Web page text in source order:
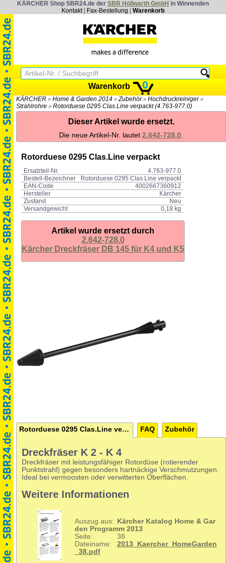
KÄRCHER Shop SBR24.de der SBR Höllwarth GmbH in Winnenden
Kontakt| Fax-Bestellung Warenkorb
Warenkorb 0
KÄRCHER » Home & Garden 2014 » Zubehör» Hochdruckreiniger»
Strahlrohre » Rotorduese 0295 Clas.Line verpackt (4.763-977.0)
Dieser Artikel wurde ersetzt.
Die neue Artikel-Nr. lautet 2.642-728.0.
Rotorduese 0295 Clas.Line verpackt
Ersatzteil-Nr.
4.763-977.0
Bestell-Bezeichner
Rotorduese 0295 Clas.Line verpackt
EAN-Code
4002667360912
Hersteller
Kärcher
Zustand
Neu
Versandgewicht
0,18 kg
Artikel wurde ersetzt durch
2.642-728.0
Kärcher Dreckfräser DB 145 für K4 und K5
Rotorduese 0295 Clas.Line verpackt FAQ Zubehör
Dreckfräser K 2 - K 4
Dreckfräser mit leistungsfähiger Rotordüse (rotierender
Punktstrahl) gegen besonders hartnäckige Verschmutzungen.
Ideal bei vermoosten oder verwitterten Oberflächen.
Weitere Informationen
Auszug aus:
Kärcher Katalog Home & Gar
den Programm 2013
Seite:
38
Dateiname:
2013_Kaercher_HomeGarden
_38.pdf